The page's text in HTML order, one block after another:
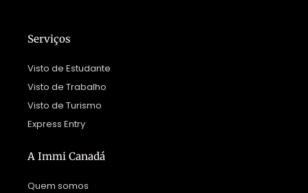
Serviços
Visto de Estudante
Visto de Trabalho
Visto de Turismo
Express Entry
A Immi Canadá
Quem somos